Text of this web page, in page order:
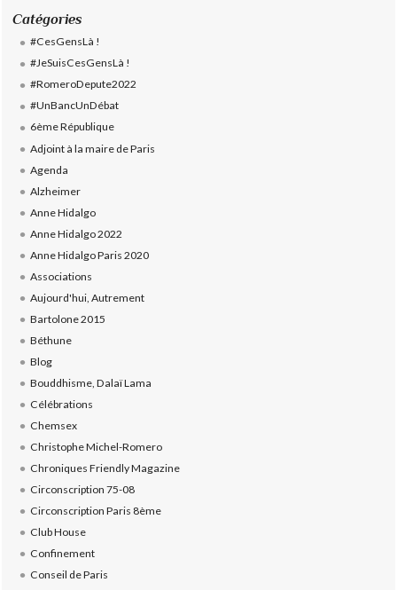
Catégories
#CesGensLà !
#JeSuisCesGensLà !
#RomeroDepute2022
#UnBancUnDébat
6ème République
Adjoint à la maire de Paris
Agenda
Alzheimer
Anne Hidalgo
Anne Hidalgo 2022
Anne Hidalgo Paris 2020
Associations
Aujourd'hui, Autrement
Bartolone 2015
Béthune
Blog
Bouddhisme, Dalaï Lama
Célébrations
Chemsex
Christophe Michel-Romero
Chroniques Friendly Magazine
Circonscription 75-08
Circonscription Paris 8ème
Club House
Confinement
Conseil de Paris